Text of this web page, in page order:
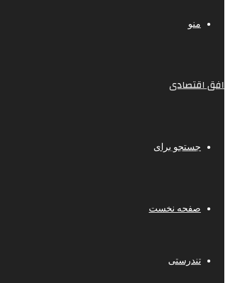
منو
افق اقتصادی
جستجو برای
صفحه نخست
تندرستی